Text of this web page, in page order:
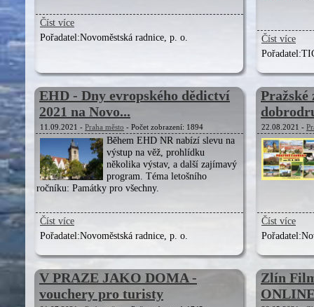
Číst více
Pořadatel:Novoměstská radnice, p. o.
Číst více
Pořadatel:
EHD - Dny evropského dědictví
2021 na Novo...
11.09.2021 - Praha město - Počet zobrazení: 1894
Během EHD NR nabízí slevu na
výstup na věž, prohlídku
několika výstav, a další zajímavý
program. Téma letošního
ročníku: Památky pro všechny.
Číst více
Pořadatel:Novoměstská radnice, p. o.
Pražské
22.08.2021 -
Číst více
Pořadatel:
V PRAZE JAKO DOMA -
vouchery pro turisty
Zlín